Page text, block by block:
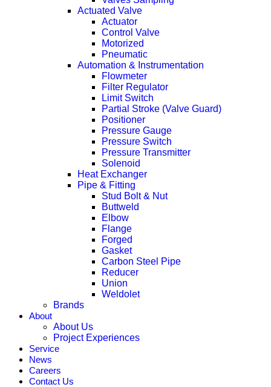
Actuated Valve
Actuator
Control Valve
Motorized
Pneumatic
Automation & Instrumentation
Flowmeter
Filter Regulator
Limit Switch
Partial Stroke (Valve Guard)
Positioner
Pressure Gauge
Pressure Switch
Pressure Transmitter
Solenoid
Heat Exchanger
Pipe & Fitting
Stud Bolt & Nut
Buttweld
Elbow
Flange
Forged
Gasket
Carbon Steel Pipe
Reducer
Union
Weldolet
Brands
About
About Us
Project Experiences
Service
News
Careers
Contact Us